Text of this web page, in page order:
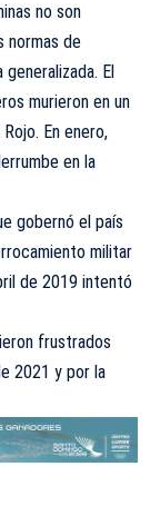
no son
normas de
El
murieron en un
En enero,
en la
gobernó el país
militar
de 2019 intentó
frustrados
2021 y por la